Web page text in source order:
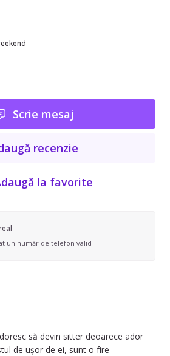
Scrie mesaj
recenzie
la favorite
un număr de telefon valid
de ușor de ei, sunt o fire